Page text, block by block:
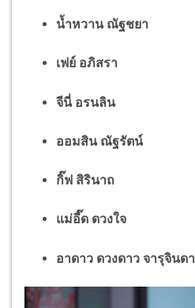
น้ำหวาน ณัฐชยา
เฟย์ อภิสรา
จีนี่ อรนลิน
ออมสิน ณัฐรัตน์
กิ๊ฟ สิรินาถ
แม่อี๊ด ดวงใจ
อาดาว ดวงดาว จารุจินดา